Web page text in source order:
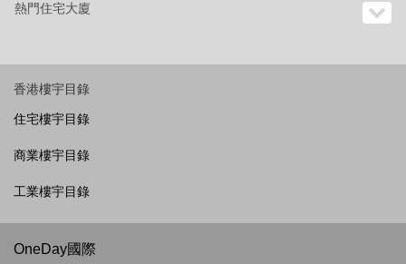
熱門住宅大廈
香港樓宇目錄
住宅樓宇目錄
商業樓宇目錄
工業樓宇目錄
OneDay國際